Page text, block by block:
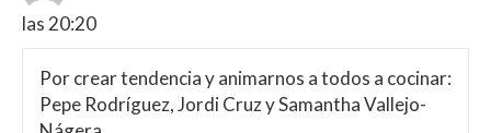
las 20:20
Por crear tendencia y animarnos a todos a cocinar:
Pepe Rodríguez, Jordi Cruz y Samantha Vallejo-